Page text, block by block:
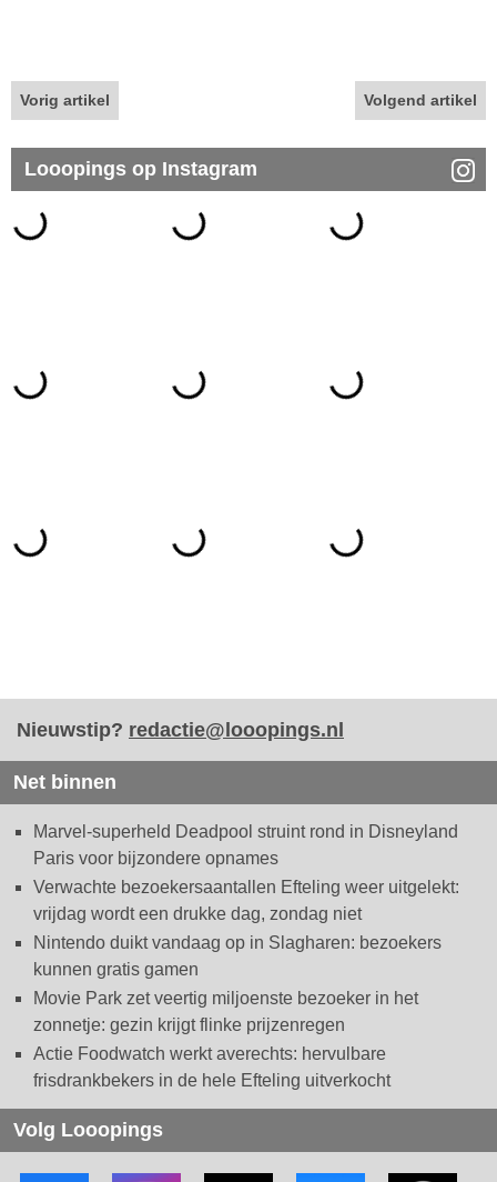
Vorig artikel Volgend artikel
Looopings op Instagram
Nieuwstip? redactie@looopings.nl
Net binnen
Marvel-superheld Deadpool struint rond in Disneyland
Paris voor bijzondere opnames
Verwachte bezoekersaantallen Efteling weer uitgelekt:
vrijdag wordt een drukke dag, zondag niet
Nintendo duikt vandaag op in Slagharen: bezoekers
kunnen gratis gamen
Movie Park zet veertig miljoenste bezoeker in het
zonnetje: gezin krijgt flinke prijzenregen
Actie Foodwatch werkt averechts: hervulbare
frisdrankbekers in de hele Efteling uitverkocht
Volg Looopings